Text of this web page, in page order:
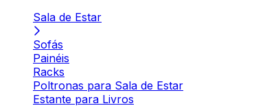
Sala de Estar
Sofás
Painéis
Racks
Poltronas para Sala de Estar
Estante para Livros